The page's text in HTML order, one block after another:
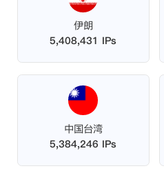
伊朗
5,408,431 IPs
中国台湾
5,384,246 IPs